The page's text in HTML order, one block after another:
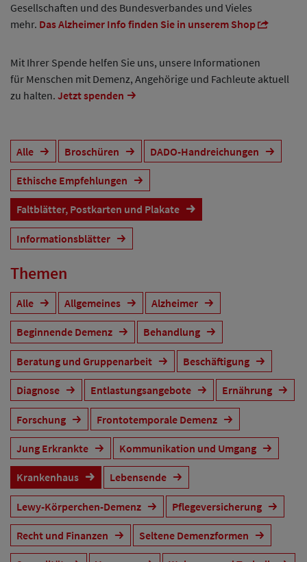
Gesellschaften und des Bundesverbandes und Vieles
mehr. Das Alzheimer Info finden Sie in unserem Shop
Mit Ihrer Spende helfen Sie uns, unsere Informationen
für Menschen mit Demenz, Angehörige und Fachleute aktuell
zu halten. Jetzt spenden
Alle Broschüren DADO-Handreichungen
Ethische Empfehlungen
Faltblätter, Postkarten und Plakate
Informationsblätter
Themen
Alle Allgemeines Alzheimer
Beginnende Demenz Behandlung
Beratung und Gruppenarbeit Beschäftigung
Diagnose Entlastungsangebote Ernährung
Forschung Frontotemporale Demenz
Jung Erkrankte Kommunikation und Umgang
Krankenhaus Lebensende
Lewy-Körperchen-Demenz Pflegeversicherung
Recht und Finanzen Seltene Demenzformen